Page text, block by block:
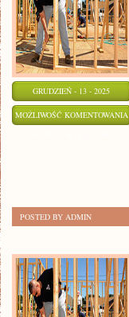
GRUDZIEŃ - 13 - 2025
MOŻLIWOŚĆ KOMENTOWANIA
POSTED BY ADMIN